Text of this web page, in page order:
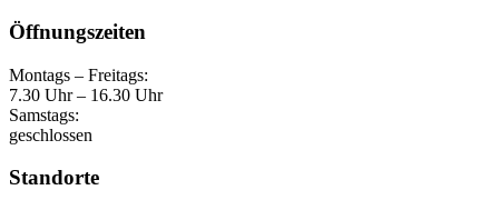
Öffnungszeiten
Montags – Freitags:
7.30 Uhr – 16.30 Uhr
Samstags:
geschlossen
Standorte